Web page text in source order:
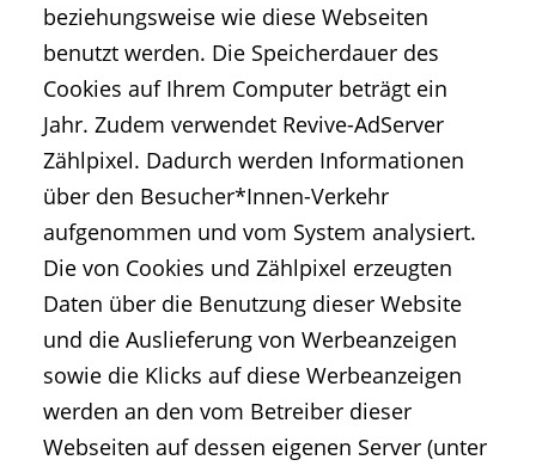
beziehungsweise wie diese Webseiten
benutzt werden. Die Speicherdauer des
Cookies auf Ihrem Computer beträgt ein
Jahr. Zudem verwendet Revive-AdServer
Zählpixel. Dadurch werden Informationen
über den Besucher*Innen-Verkehr
aufgenommen und vom System analysiert.
Die von Cookies und Zählpixel erzeugten
Daten über die Benutzung dieser Website
und die Auslieferung von Werbeanzeigen
sowie die Klicks auf diese Werbeanzeigen
werden an den vom Betreiber dieser
Webseiten auf dessen eigenen Server (unter